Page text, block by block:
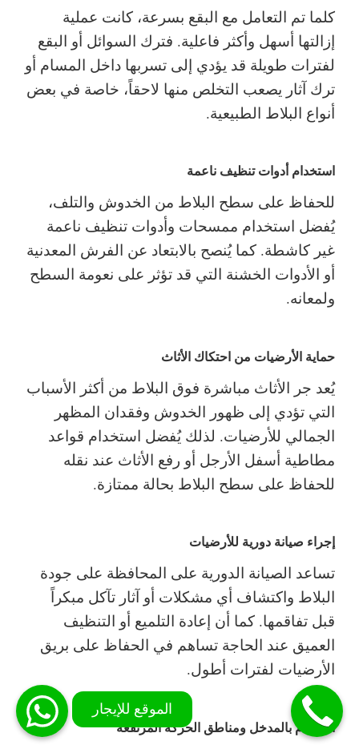
كلما تم التعامل مع البقع بسرعة، كانت عملية
إزالتها أسهل وأكثر فاعلية. فترك السوائل أو البقع
لفترات طويلة قد يؤدي إلى تسربها داخل المسام أو
ترك آثار يصعب التخلص منها لاحقاً، خاصة في بعض
أنواع البلاط الطبيعية.
استخدام أدوات تنظيف ناعمة
للحفاظ على سطح البلاط من الخدوش والتلف،
يُفضل استخدام ممسحات وأدوات تنظيف ناعمة
غير كاشطة. كما يُنصح بالابتعاد عن الفرش المعدنية
أو الأدوات الخشنة التي قد تؤثر على نعومة السطح
ولمعانه.
حماية الأرضيات من احتكاك الأثاث
يُعد جر الأثاث مباشرة فوق البلاط من أكثر الأسباب
التي تؤدي إلى ظهور الخدوش وفقدان المظهر
الجمالي للأرضيات. لذلك يُفضل استخدام قواعد
مطاطية أسفل الأرجل أو رفع الأثاث عند نقله
للحفاظ على سطح البلاط بحالة ممتازة.
إجراء صيانة دورية للأرضيات
تساعد الصيانة الدورية على المحافظة على جودة
البلاط واكتشاف أي مشكلات أو آثار تآكل مبكراً
قبل تفاقمها. كما أن إعادة التلميع أو التنظيف
العميق عند الحاجة تساهم في الحفاظ على بريق
الأرضيات لفترات أطول.
الاهتمام بالمدخل ومناطق الحركة المرتفعة